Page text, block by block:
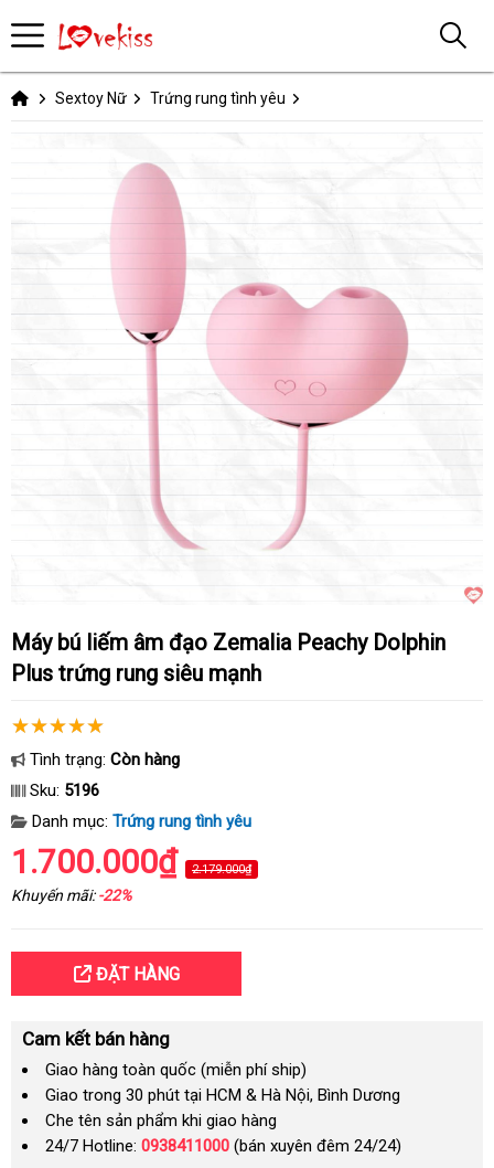
Sextoy Nữ Trứng rung tình yêu
Máy bú liếm âm đạo Zemalia Peachy Dolphin
Plus trứng rung siêu mạnh
Tình trạng: Còn hàng
Sku: 5196
Danh mục: Trứng rung tình yêu
1.700.000₫ 2.179.000₫
Khuyến mãi:-22%
ĐẶT HÀNG
Cam kết bán hàng
Giao hàng toàn quốc (miễn phí ship)
Giao trong 30 phút tại HCM & Hà Nội, Bình Dương
Che tên sản phẩm khi giao hàng
24/7 Hotline: 0938411000 (bán xuyên đêm 24/24)